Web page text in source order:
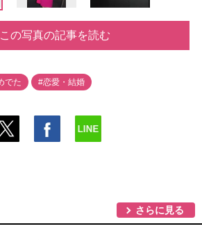
この写真の記事を読む
でた #恋愛・結婚
さらに見る